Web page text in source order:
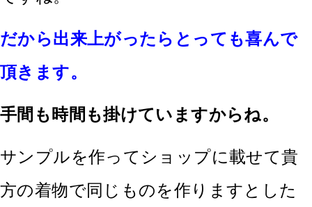
だから出来上がったらとっても喜んで
頂きます。
手間も時間も掛けていますからね。
サンプルを作ってショップに載せて貴
方の着物で同じものを作りますとした